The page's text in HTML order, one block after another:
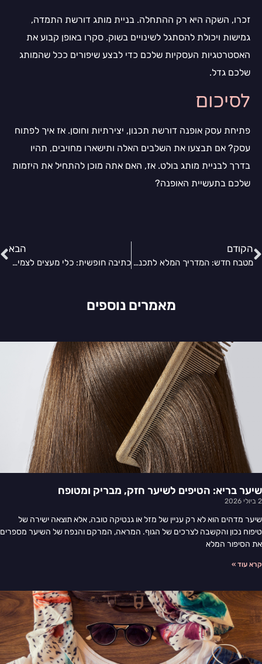
זכרו, השקה היא רק ההתחלה. בניית מותג דורשת התמדה,
גמישות ויכולת להסתגל לשינויים בשוק. סקרו באופן קבוע את
האסטרטגיות העסקיות שלכם כדי לבצע שיפורים ככל שהמותג
שלכם גדל.
לסיכום
פתיחת עסק אופנה דורשת תכנון, יצירתיות וחוסן. אז איך לפתוח
עסק? אם תבצעו את השלבים האלה ותישארו מחויבים, תהיו
בדרך לבניית מותג בולט. אז, האם אתה מוכן להתחיל את היזמות
שלכם בתעשיית האופנה?
הקודם
מטבח חדש: המדריך המלא לתכנון, רכישה וחיסכון בעלויות
הבא
כתיבה חופשית: כלי מעצים לצמיחה אישית ויצירתיות
מאמרים נוספים
שיער בריא: הטיפים לשיער חזק, מבריק ומטופח
2 ביולי 2026
שיער מדהים הוא לא רק עניין של מזל או גנטיקה טובה, אלא תוצאה ישירה של
טיפוח נכון והקשבה לצרכים של הגוף. המראה, המרקם והנפח של השיער מספרים
את הסיפור המלא
קרא עוד »